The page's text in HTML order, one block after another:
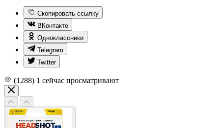
Скопировать ссылку
ВКонтакте
Одноклассники
Telegram
Twitter
(1288) 1 сейчас просматривают